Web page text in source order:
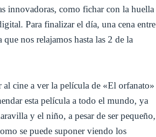
innovadoras, como fichar con la huella
Para finalizar el día, una cena entre
nos relajamos hasta las 2 de la
al cine a ver la película de «El orfanato»
esta película a todo el mundo, ya
y el niño, a pesar de ser pequeño,
se puede suponer viendo los